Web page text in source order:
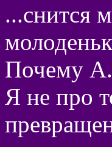
...снится
Почему
Я не про